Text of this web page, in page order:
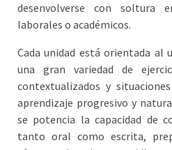
desenvolverse con soltura
laborales o académicos.
Cada unidad está orientada al
una gran variedad de
contextualizados y
aprendizaje progresivo y
se potencia la capacidad de
tanto oral como escrita,